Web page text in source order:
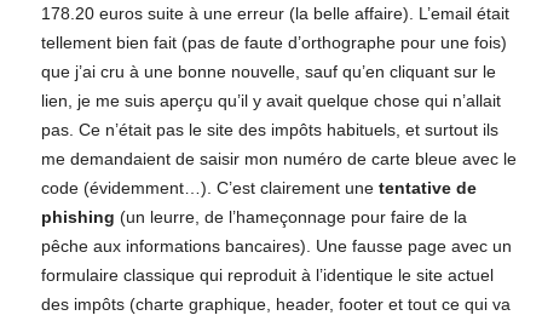
178.20 euros suite à une erreur (la belle affaire). L’email était
tellement bien fait (pas de faute d’orthographe pour une fois)
que j’ai cru à une bonne nouvelle, sauf qu’en cliquant sur le
lien, je me suis aperçu qu’il y avait quelque chose qui n’allait
pas. Ce n’était pas le site des impôts habituels, et surtout ils
me demandaient de saisir mon numéro de carte bleue avec le
code (évidemment…). C’est clairement une tentative de
phishing (un leurre, de l’hameçonnage pour faire de la
pêche aux informations bancaires). Une fausse page avec un
formulaire classique qui reproduit à l’identique le site actuel
des impôts (charte graphique, header, footer et tout ce qui va